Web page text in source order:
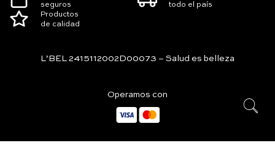
seguros
todo el país
Productos
de calidad
L’BEL 2415112002D00073 – Salud es belleza
Operamos con